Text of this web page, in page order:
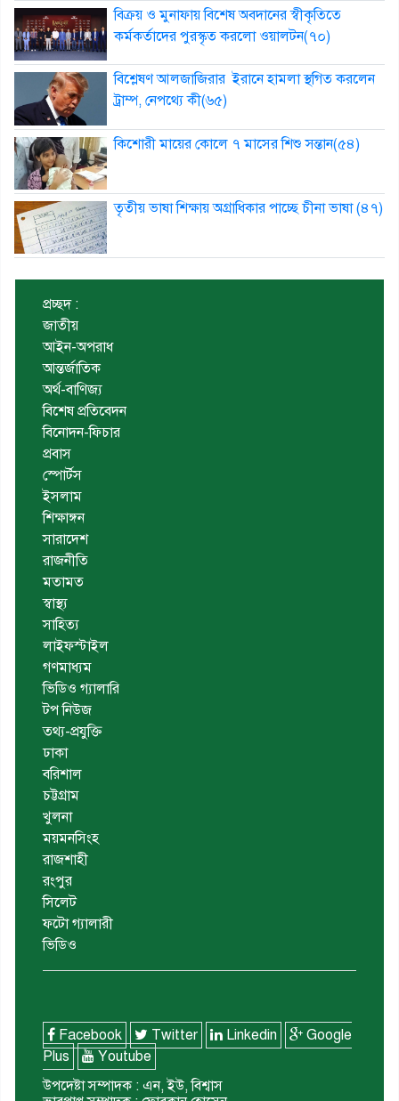
বিক্রয় ও মুনাফায় বিশেষ অবদানের স্বীকৃতিতে
কর্মকর্তাদের পুরস্কৃত করলো ওয়ালটন(৭০)
বিশ্লেষণ আলজাজিরার ইরানে হামলা স্থগিত করলেন
ট্রাম্প, নেপথ্যে কী(৬৫)
কিশোরী মায়ের কোলে ৭ মাসের শিশু সন্তান(৫৪)
তৃতীয় ভাষা শিক্ষায় অগ্রাধিকার পাচ্ছে চীনা ভাষা (৪৭)
প্রচ্ছদ :
জাতীয়
আইন-অপরাধ
আন্তর্জাতিক
অর্থ-বাণিজ্য
বিশেষ প্রতিবেদন
বিনোদন-ফিচার
প্রবাস
স্পোর্টস
ইসলাম
শিক্ষাঙ্গন
সারাদেশ
রাজনীতি
মতামত
স্বাস্থ্য
সাহিত্য
লাইফস্টাইল
গণমাধ্যম
ভিডিও গ্যালারি
টপ নিউজ
তথ্য-প্রযুক্তি
ঢাকা
বরিশাল
চট্টগ্রাম
খুলনা
ময়মনসিংহ
রাজশাহী
রংপুর
সিলেট
ফটো গ্যালারী
ভিডিও
Facebook Twitter Linkedin
Google
Plus
Youtube
উপদেষ্টা সম্পাদক : এন, ইউ, বিশ্বাস